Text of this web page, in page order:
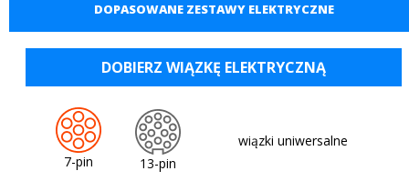
DOPASOWANE ZESTAWY ELEKTRYCZNE
DOBIERZ WIĄZKĘ ELEKTRYCZNĄ
7-pin 13-pin
wiązki uniwersalne